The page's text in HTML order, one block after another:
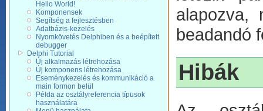
Hello World!
Komponensek
Segítség a fejlesztésben
Adatbázis-kezelés
Nyomkövetés Delphiben és a beépített
debugger
Delphi Tutorial
Új alkalmazás létrehozása
Új komponens létrehozása
Eseménykezelés és kommunikáció a
main formon belül
Példa az osztályreferencia típusok
használatára
alapozva,
beadandó
Hibák